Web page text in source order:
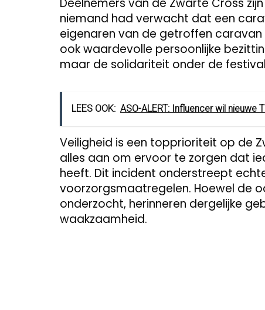
niemand had verwacht dat een
eigenaren van de getroffen
ook waardevolle persoonlijke
maar de solidariteit onder de
LEES OOK: ASO-ALERT: Influencer wil
Veiligheid is een topprioriteit op de
alles aan om ervoor te zorgen dat
heeft. Dit incident onderstreept
voorzorgsmaatregelen. Hoewel de
onderzocht, herinneren dergelijke
waakzaamheid.